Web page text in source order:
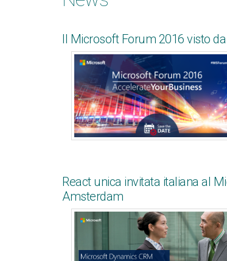
Il Microsoft Forum 2016 visto
React unica invitata italiana al
Amsterdam